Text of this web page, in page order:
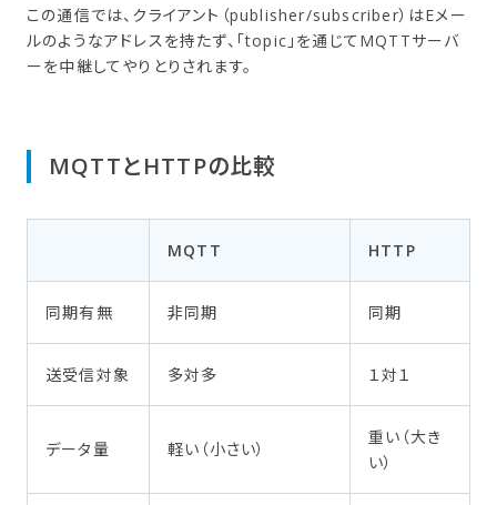
この通信では、クライアント（publisher/subscriber）はEメー
ルのようなアドレスを持たず、「topic」を通じてMQTTサーバ
ーを中継してやりとりされます。
MQTTと​HTTPの​比較
MQTT HTTP
同期有無 非同期 同期
送受信対象 多対多 １対１
データ量 軽い（小さい）
重い（大き
い）